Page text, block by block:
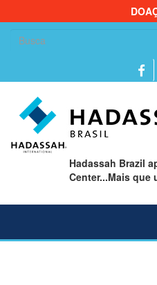
Hadassah Brazil
Center...Mais que